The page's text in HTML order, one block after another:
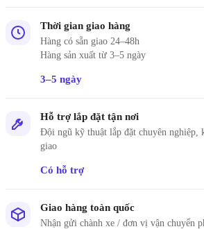
Thời gian giao hàng
Hàng có sẵn giao 24–48h
Hàng sản xuất từ 3–5 ngày
3–5 ngày
Hỗ trợ lắp đặt tận nơi
Đội ngũ kỹ thuật lắp đặt chuyên nghiệp,
giao
Có hỗ trợ
Giao hàng toàn quốc
Nhận gửi chành xe / đơn vị vận chuyển